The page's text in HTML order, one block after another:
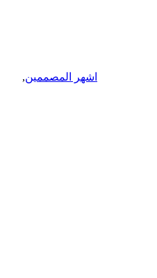
اشهر المصممين,